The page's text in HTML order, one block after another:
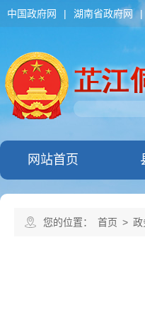
中国政府网 | 湖南省政府网 |
网站首页
您的位置： 首页 > 政